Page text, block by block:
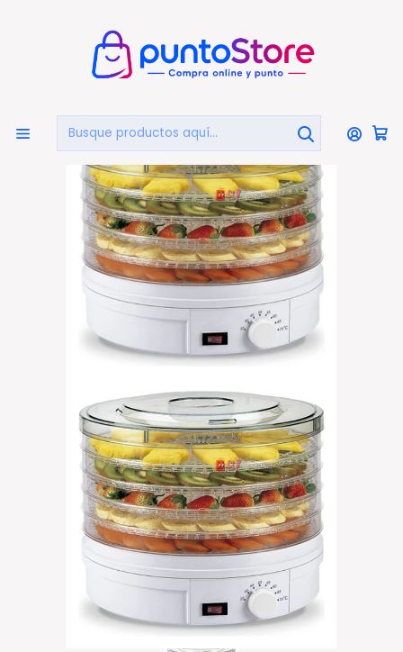
HOGAR Y DECORACIÓN Electrodomésticos
Deshidratadoras
Deshidratador De Alimentos Eléctrico 250w - Ps